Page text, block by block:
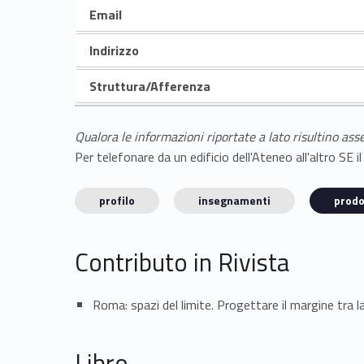
Email
Indirizzo
Struttura/Afferenza
Qualora le informazioni riportate a lato risultino
Per telefonare da un edificio dell'Ateneo all'altro
profilo insegnamenti
Contributo in Rivista
Roma: spazi del limite. Progettare il margine tra